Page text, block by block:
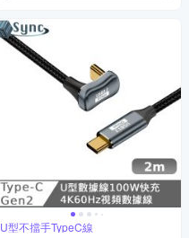
U型不擋手TypeC線